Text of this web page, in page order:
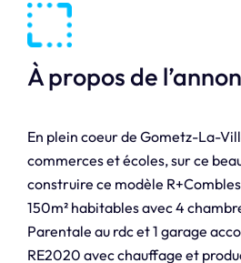
À propos de
En plein coeur de Gometz-La-
commerces et écoles, sur ce
construire ce modèle
150m² habitables avec 4
Parentale au rdc et 1 garage
RE2020 avec chauffage et